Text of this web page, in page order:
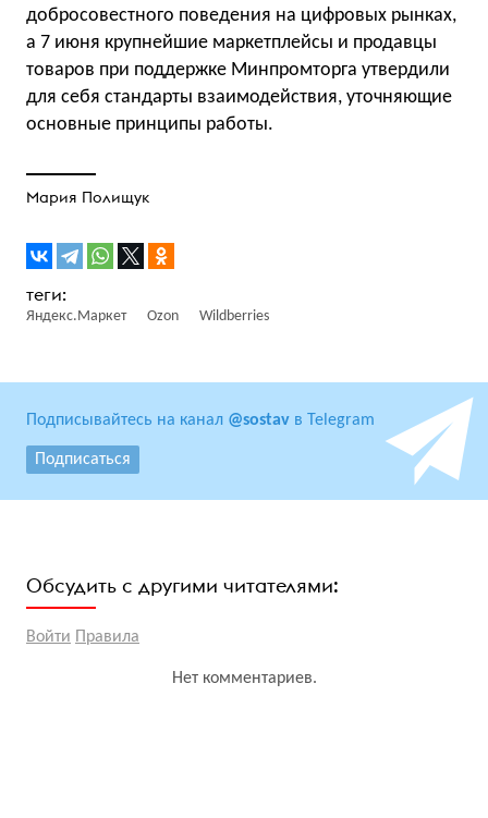
добросовестного поведения на цифровых рынках,
а 7 июня крупнейшие маркетплейсы и продавцы
товаров при поддержке Минпромторга утвердили
для себя стандарты взаимодействия, уточняющие
основные принципы работы.
Мария Полищук
Яндекс.Маркет Ozon Wildberries
Подписывайтесь на канал @sostav в Telegram
Подписаться
Обсудить с другими читателями:
Войти Правила
Нет комментариев.